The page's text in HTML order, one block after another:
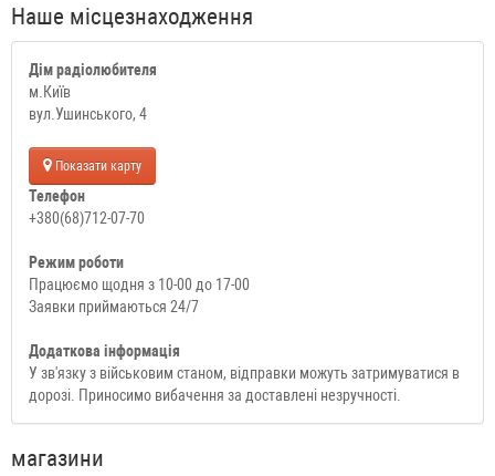
Наше місцезнаходження
Дім радіолюбителя
м.Київ
вул.Ушинського, 4
Показати карту
Телефон
+380(68)712-07-70
Режим роботи
Працюємо щодня з 10-00 до 17-00
Заявки приймаються 24/7
Додаткова інформація
У зв'язку з військовим станом, відправки можуть затримуватися в
дорозі. Приносимо вибачення за доставлені незручності.
магазини